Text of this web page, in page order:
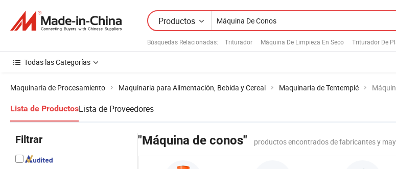
Productos
Búsquedas Relacionadas: Triturador Máquina De Limpieza En Seco Triturador De
Todas las Categorías
Maquinaria de Procesamiento Maquinaria para Alimentación, Bebida y Cereal Maquinaria de Tentempié
Lista de ProductosLista de Proveedores
Filtrar "Máquina de conos" productos encontrados de fabricantes y